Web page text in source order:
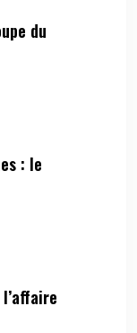
du
: le